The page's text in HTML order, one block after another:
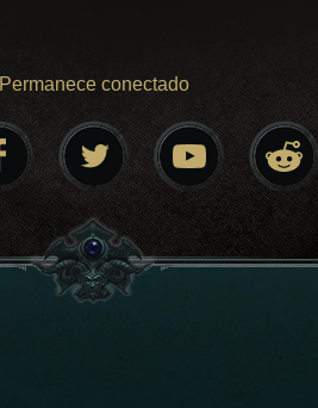
Permanece conectado